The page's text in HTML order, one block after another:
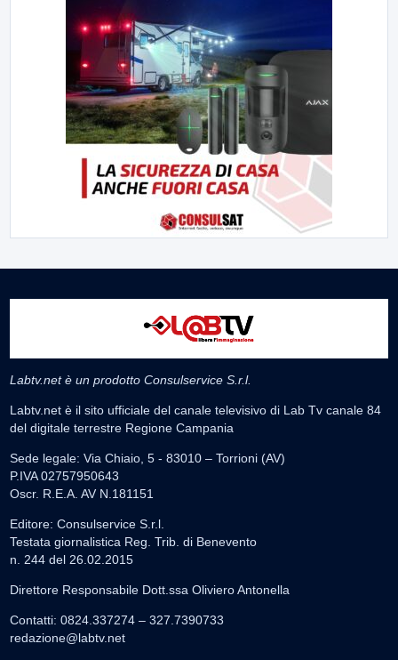
Labtv.net è un prodotto Consulservice S.r.l.
Labtv.net è il sito ufficiale del canale televisivo di Lab Tv canale 84
del digitale terrestre Regione Campania
Sede legale: Via Chiaio, 5 - 83010 – Torrioni (AV)
P.IVA 02757950643
Oscr. R.E.A. AV N.181151
Editore: Consulservice S.r.l.
Testata giornalistica Reg. Trib. di Benevento
n. 244 del 26.02.2015
Direttore Responsabile Dott.ssa Oliviero Antonella
Contatti: 0824.337274 – 327.7390733
redazione@labtv.net